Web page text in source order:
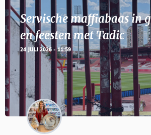
Servische maffiabaas in
en feesten met Tadic
24 JULI 2026 - 11:59